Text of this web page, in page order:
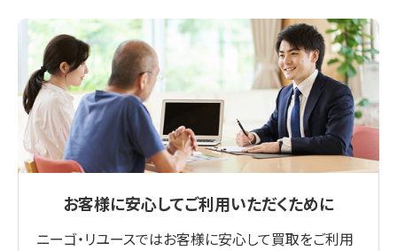
お客様に安心してご利用いただくために
ニーゴ・リユースではお客様に安心して買取をご利用